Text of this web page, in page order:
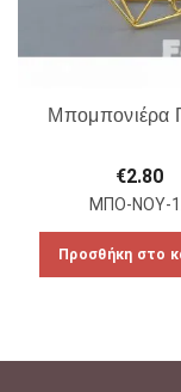
Μπομπονιέρα
€2.80
ΜΠΟ-ΝΟΥ-
Προσθήκη στο